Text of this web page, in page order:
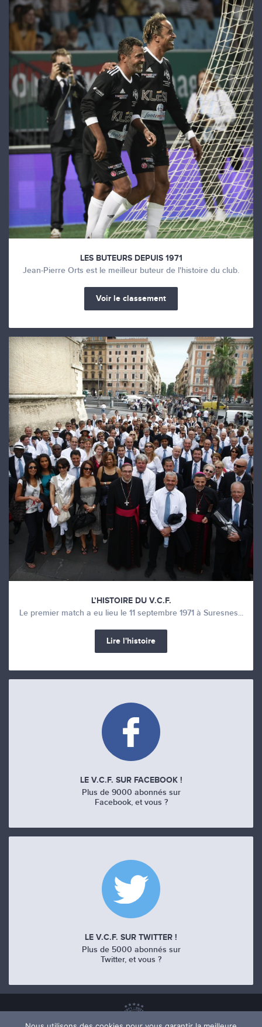
LES BUTEURS DEPUIS 1971
Jean-Pierre Orts est le meilleur buteur de l'histoire du club.
Voir le classement
L’HISTOIRE DU V.C.F.
Le premier match a eu lieu le 11 septembre 1971 à Suresnes...
Lire l'histoire
LE V.C.F. SUR FACEBOOK !
Plus de 9000 abonnés sur
Facebook, et vous ?
LE V.C.F. SUR TWITTER !
Plus de 5000 abonnés sur
Twitter, et vous ?